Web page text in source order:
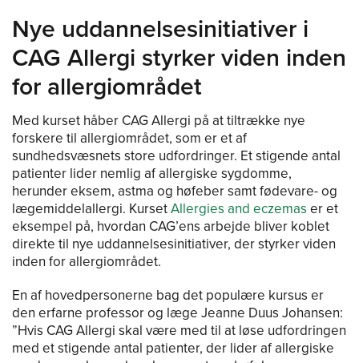
Nye uddannelsesinitiativer i
CAG Allergi styrker viden inden
for allergiområdet
Med kurset håber CAG Allergi på at tiltrække nye
forskere til allergiområdet, som er et af
sundhedsvæsnets store udfordringer. Et stigende antal
patienter lider nemlig af allergiske sygdomme,
herunder eksem, astma og høfeber samt fødevare- og
lægemiddelallergi. KursetAllergies and eczemas er et
eksempel på, hvordan CAG’ens arbejde bliver koblet
direkte til nye uddannelsesinitiativer, der styrker viden
inden for allergiområdet.
En af hovedpersonerne bag det populære kursus er
den erfarne professor og læge Jeanne Duus Johansen:
”Hvis CAG Allergi skal være med til at løse udfordringen
med et stigende antal patienter, der lider af allergiske